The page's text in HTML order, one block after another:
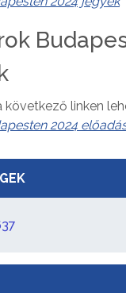
következő linken
2024